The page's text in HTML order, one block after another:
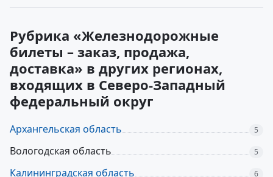
Рубрика «Железнодорожные
билеты – заказ, продажа,
доставка» в других регионах,
входящих в Северо-Западный
федеральный округ
Архангельская область 5
Вологодская область 5
Калининградская область 6